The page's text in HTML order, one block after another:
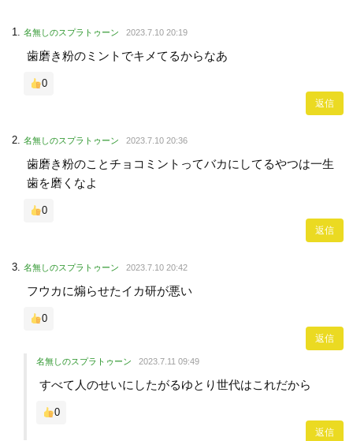
名無しのスプラトゥーン 2023.7.10 20:19
歯磨き粉のミントでキメてるからなあ
0
返信
名無しのスプラトゥーン 2023.7.10 20:36
歯磨き粉のことチョコミントってバカにしてるやつは一生
歯を磨くなよ
0
返信
名無しのスプラトゥーン 2023.7.10 20:42
フウカに煽らせたイカ研が悪い
0
返信
名無しのスプラトゥーン 2023.7.11 09:49
すべて人のせいにしたがるゆとり世代はこれだから
0
返信